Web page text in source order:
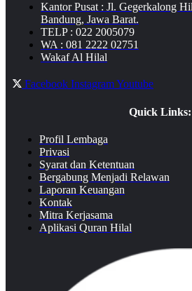
Kantor Pusat : Jl. Gegerkalong
Bandung, Jawa Barat.
TELP : 022 2005079
WA : 081 2222 02751
Wakaf Al Hilal
Facebook InstagramYoutube
Quick Links:
Profil Lembaga
Privasi
Syarat dan Ketentuan
Bergabung Menjadi Relawan
Laporan Keuangan
Kontak
Mitra Kerjasama
Aplikasi Quran Hilal